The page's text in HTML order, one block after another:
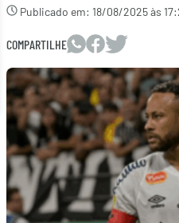
Publicado em: 18/08/2025 às
COMPARTILHE